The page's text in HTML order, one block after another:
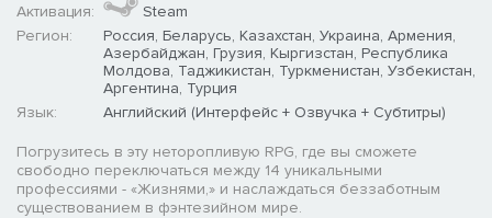
Активация:
Steam
Регион:
Россия, Беларусь, Казахстан, Украина, Армения,
Азербайджан, Грузия, Кыргизстан, Республика
Молдова, Таджикистан, Туркменистан, Узбекистан,
Аргентина, Турция
Язык:
Английский (Интерфейс + Озвучка + Субтитры)
Погрузитесь в эту неторопливую RPG, где вы сможете
свободно переключаться между 14 уникальными
профессиями - «Жизнями,» и наслаждаться беззаботным
существованием в фэнтезийном мире.